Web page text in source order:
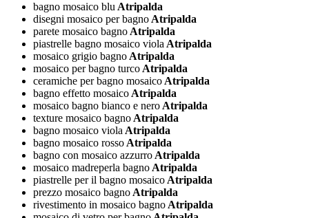
bagno mosaico bluAtripalda
disegni mosaico per bagnoAtripalda
parete mosaico bagnoAtripalda
piastrelle bagno mosaico violaAtripalda
mosaico grigio bagnoAtripalda
mosaico per bagno turcoAtripalda
ceramiche per bagno mosaicoAtripalda
bagno effetto mosaicoAtripalda
mosaico bagno bianco e neroAtripalda
texture mosaico bagnoAtripalda
bagno mosaico violaAtripalda
bagno mosaico rossoAtripalda
bagno con mosaico azzurroAtripalda
mosaico madreperla bagnoAtripalda
piastrelle per il bagno mosaicoAtripalda
prezzo mosaico bagnoAtripalda
rivestimento in mosaico bagnoAtripalda